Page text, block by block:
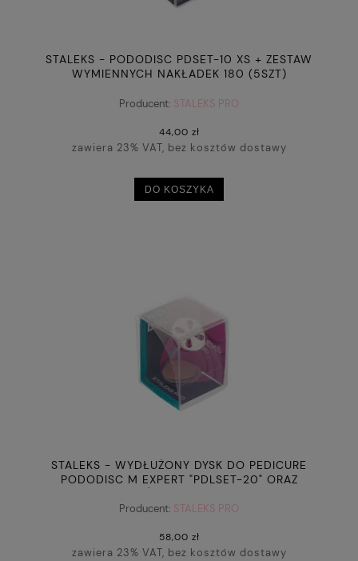
STALEKS - PODODISC PDSET-10 XS + ZESTAW
WYMIENNYCH NAKŁADEK 180 (5SZT)
Producent: STALEKS PRO
44,00 zł
zawiera 23% VAT, bez kosztów dostawy
DO KOSZYKA
STALEKS - WYDŁUŻONY DYSK DO PEDICURE
PODODISC M EXPERT "PDLSET-20" ORAZ
GRIT 5 SZT (20 MM)
Producent: STALEKS PRO
58,00 zł
zawiera 23% VAT, bez kosztów dostawy